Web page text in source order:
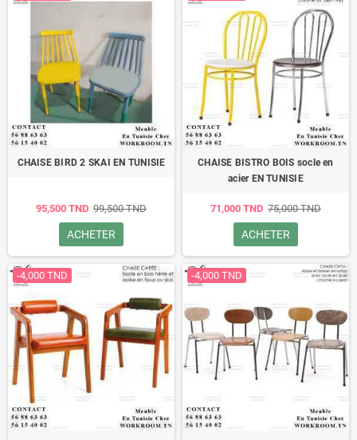
CHAISE BIRD 2 SKAI EN TUNISIE
95,500 TND 99,500 TND
ACHETER
CHAISE BISTRO BOIS socle en
acier EN TUNISIE
71,000 TND 75,000 TND
ACHETER
-4,000 TND -4,000 TND